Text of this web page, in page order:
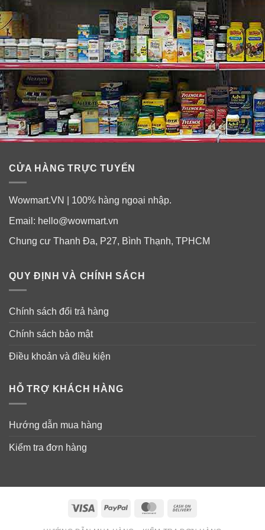
lỏng nhẹ với đầu lăn kim loại giúp thấm nhanh, đem lại
cảm giác mát lạnh thư giãn.
Đầu thanh lăn massage giúp lưu thông tuần hoàn máu,
thư giãn khi sử dụng, bảo vệ vùng da quanh mắt khỏi
các tác hại từ môi trường, làm sáng vùng da mắt nhạy
cảm. Thiết kế thanh lăn tiện lợi, thấm đều trên da, đồng
thời tiết kiệm được dưỡng chất.
Mùi hương nhẹ nhàng, dễ chịu, giúp bạn thư giãn khi
sử dụng.
Hướng dẫn sử dụng thanh lăn vùng mắt
chống nhăn JM Solution Roll On Eye
nhàng đưa đầu que massage chấm lên vùng da quanh
mắt rồi dùng que massage nhẹ nhàng để kem thẩm thấu
CỬA HÀNG TRỰC TUYẾN
Wowmart.VN | 100% hàng ngoại nhập.
Email: hello@wowmart.vn
Chung cư Thanh Đa, P27, Bình Thạnh, TPHCM
QUY ĐỊNH VÀ CHÍNH SÁCH
Chính sách đổi trả hàng
Chính sách bảo mật
Điều khoản và điều kiện
HỖ TRỢ KHÁCH HÀNG
Hướng dẫn mua hàng
Kiểm tra đơn hàng
Visa PayPal MasterCard